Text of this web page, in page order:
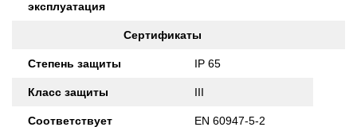
эксплуатация
Сертификаты
Степень защиты IP 65
Класс защиты III
Соответствует
EN 60947-5-2